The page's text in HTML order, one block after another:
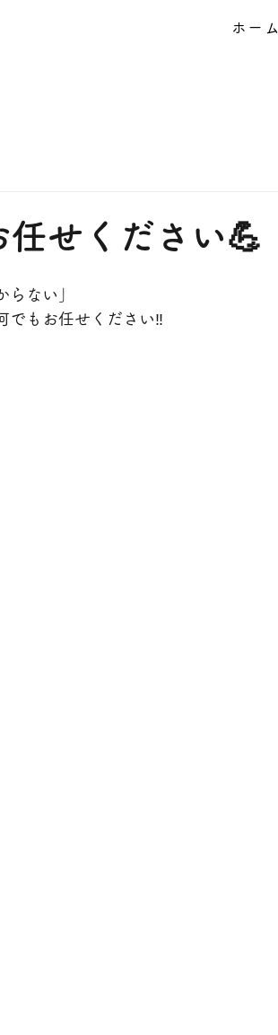
ホーム
任せください💪
らない」
でもお任せください‼️